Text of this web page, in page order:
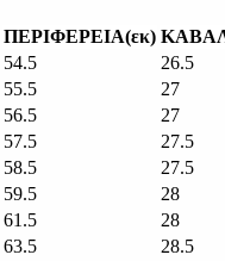
ΠΕΡΙΦΕΡΕΙΑ(εκ)
54.5
26.5
55.5
27
56.5
27
57.5
27.5
58.5
27.5
59.5
28
61.5
28
63.5
28.5